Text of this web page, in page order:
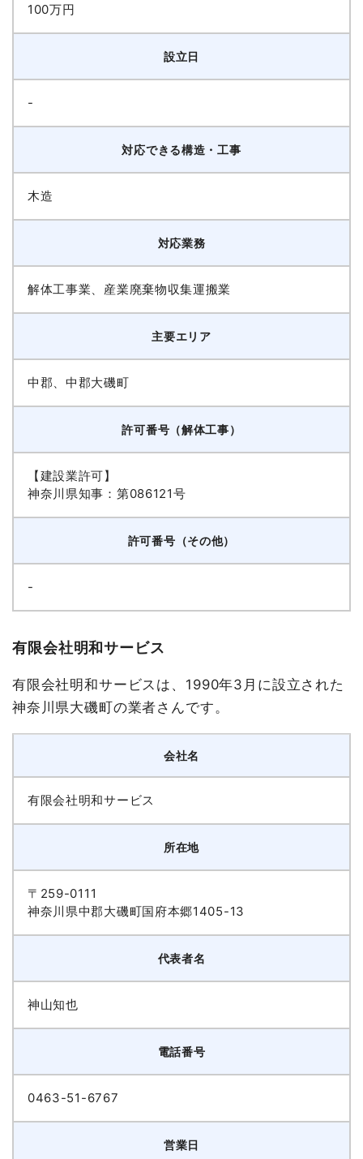
100万円
設立日
-
対応できる構造・工事
木造
対応業務
解体工事業、産業廃棄物収集運搬業
主要エリア
中郡、中郡大磯町
許可番号（解体工事）
【建設業許可】
神奈川県知事：第086121号
許可番号（その他）
-
有限会社明和サービス
有限会社明和サービスは、1990年3月に設立された
神奈川県大磯町の業者さんです。
会社名
有限会社明和サービス
所在地
〒259-0111
神奈川県中郡大磯町国府本郷1405-13
代表者名
神山知也
電話番号
0463-51-6767
営業日